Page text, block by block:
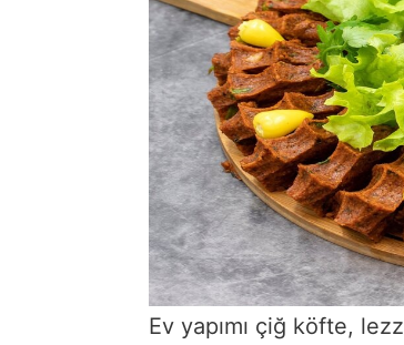
Ev yapımı çiğ köfte,